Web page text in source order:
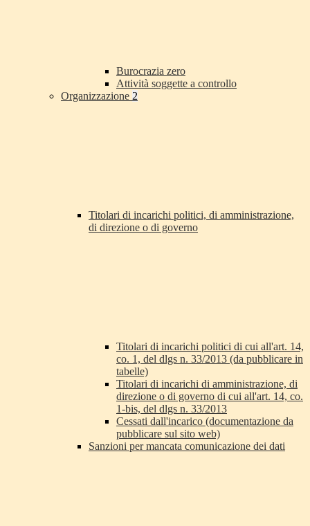
Burocrazia zero
Attività soggette a controllo
Organizzazione 2
Titolari di incarichi politici, di amministrazione,
di direzione o di governo
Titolari di incarichi politici di cui all'art. 14,
co. 1, del dlgs n. 33/2013 (da pubblicare in
tabelle)
Titolari di incarichi di amministrazione, di
direzione o di governo di cui all'art. 14, co.
1-bis, del dlgs n. 33/2013
Cessati dall'incarico (documentazione da
pubblicare sul sito web)
Sanzioni per mancata comunicazione dei dati